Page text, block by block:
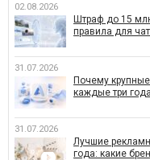
02.08.2026
Штраф до 15
правила для
31.07.2026
Почему
каждые три года
31.07.2026
Лучшие
года: какие